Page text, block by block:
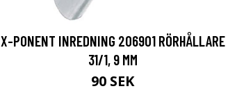
X-PONENT INREDNING 206901 RÖRHÅLLARE
31/1, 9 MM
90 SEK